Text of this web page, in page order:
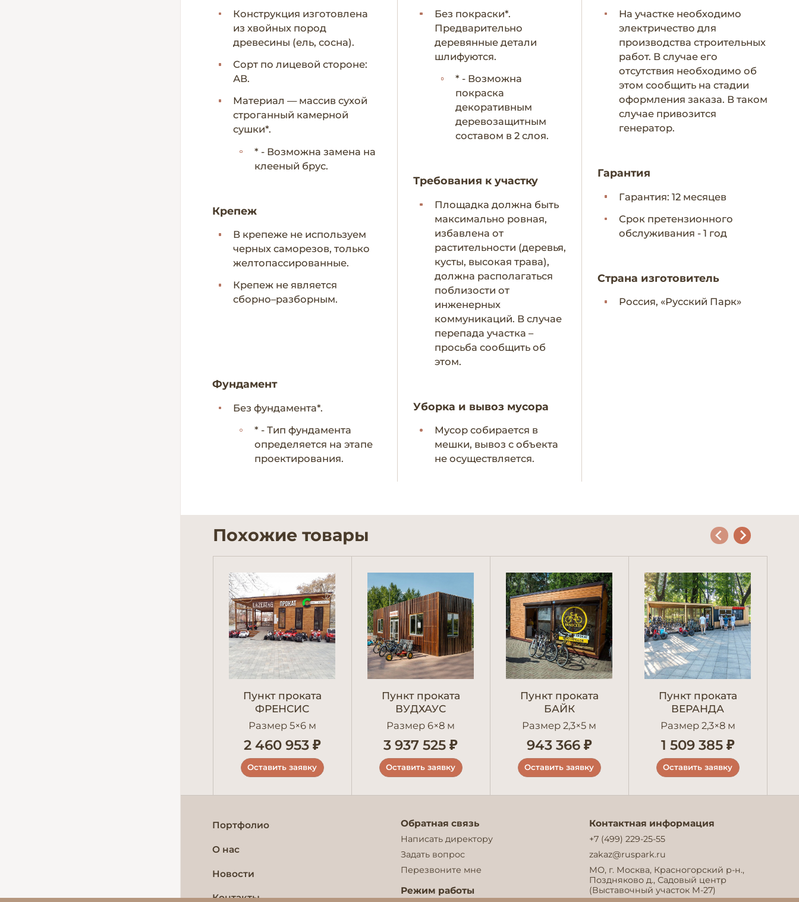
Конструкция изготовлена
из хвойных пород
древесины (ель, сосна).
Сорт по лицевой стороне:
АВ.
Материал — массив сухой
строганный камерной
сушки*.
* - Возможна замена на
клееный брус.
Крепеж
В крепеже не используем
черных саморезов, только
желтопассированные.
Крепеж не является
сборно–разборным.
Фундамент
Без фундамента*.
* - Тип фундамента
определяется на этапе
проектирования.
Без покраски*.
Предварительно
деревянные детали
шлифуются.
* - Возможна
покраска
декоративным
деревозащитным
составом в 2 слоя.
Требования к участку
Площадка должна быть
максимально ровная,
избавлена от
растительности (деревья,
кусты, высокая трава),
должна располагаться
поблизости от
инженерных
коммуникаций. В случае
перепада участка –
просьба сообщить об
этом.
Уборка и вывоз мусора
Мусор собирается в
мешки, вывоз с объекта
не осуществляется.
На участке необходимо
электричество для
производства строительных
работ. В случае его
отсутствия необходимо об
этом сообщить на стадии
оформления заказа. В таком
случае привозится
генератор.
Гарантия
Гарантия: 12 месяцев
Срок претензионного
обслуживания - 1 год
Страна изготовитель
Россия, «Русский Парк»
Похожие товары
Пункт проката
ФРЕНСИС
Размер 5×6 м
2 460 953 ₽
Оставить заявку
Пункт проката
ВУДХАУС
Размер 6×8 м
3 937 525 ₽
Оставить заявку
Пункт проката
БАЙК
Размер 2,3×5 м
943 366 ₽
Оставить заявку
Пункт проката
ВЕРАНДА
Размер 2,3×8 м
1 509 385 ₽
Оставить заявку
Портфолио
О нас
Новости
Контакты
Обратная связь
Написать директору
Задать вопрос
Перезвоните мне
Режим работы
Контактная информация
+7 (499) 229-25-55
zakaz@ruspark.ru
МО, г. Москва, Красногорский р-н.,
Поздняково д., Садовый центр
(Выставочный участок М-27)